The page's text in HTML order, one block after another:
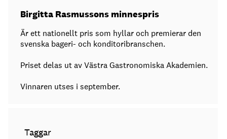
Birgitta Rasmussons minnespris
Är ett nationellt pris som hyllar och premierar den
svenska bageri- och konditoribranschen.
Priset delas ut av Västra Gastronomiska Akademien.
Vinnaren utses i september.
Taggar